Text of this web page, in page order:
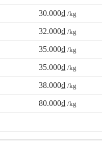
30.000₫ /kg
32.000₫ /kg
35.000₫ /kg
35.000₫ /kg
38.000₫ /kg
80.000₫ /kg